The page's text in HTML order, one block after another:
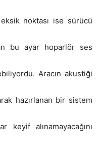
noktası ise sürücü
bu ayar hoparlör ses
Aracın akustiği
hazırlanan bir sistem
keyif alınamayacağını